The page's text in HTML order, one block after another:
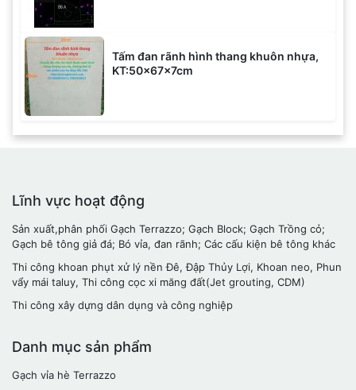
Tấm đan rãnh hình thang khuôn nhựa,
KT:50x67x7cm
Lĩnh vực hoạt động
Sản xuất,phân phối Gạch Terrazzo; Gạch Block; Gạch Trồng cỏ;
Gạch bê tông giả đá; Bó vỉa, đan rãnh; Các cấu kiện bê tông khác
Thi công khoan phụt xử lý nền Đê, Đập Thủy Lợi, Khoan neo, Phun
vẩy mái taluy, Thi công cọc xi măng đất(Jet grouting, CDM)
Thi công xây dựng dân dụng và công nghiệp
Danh mục sản phẩm
Gạch vỉa hè Terrazzo